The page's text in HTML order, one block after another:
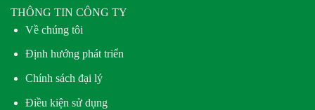
THÔNG TIN CÔNG TY
Về chúng tôi
Định hướng phát triển
Chính sách đại lý
Điều kiện sử dụng